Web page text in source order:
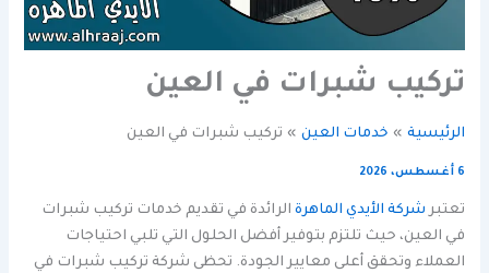
تركيب شبرات في العين
الرئيسية خدمات العين تركيب شبرات في العين
6 أغسطس، 2026
تعتبر شركة الأيدي الماهرة الرائدة في تقديم خدمات تركيب شبرات
في العين، حيث تلتزم بتوفير أفضل الحلول التي تلبي احتياجات
العملاء وتحقق أعلى معايير الجودة. تحظى شركة تركيب شبرات في